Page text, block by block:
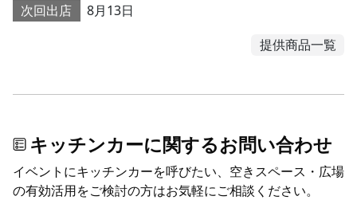
次回出店
8月13日
提供商品一覧
キッチンカーに関するお問い合わせ
イベントにキッチンカーを呼びたい、空きスペース・広場
の有効活用をご検討の方はお気軽にご相談ください。